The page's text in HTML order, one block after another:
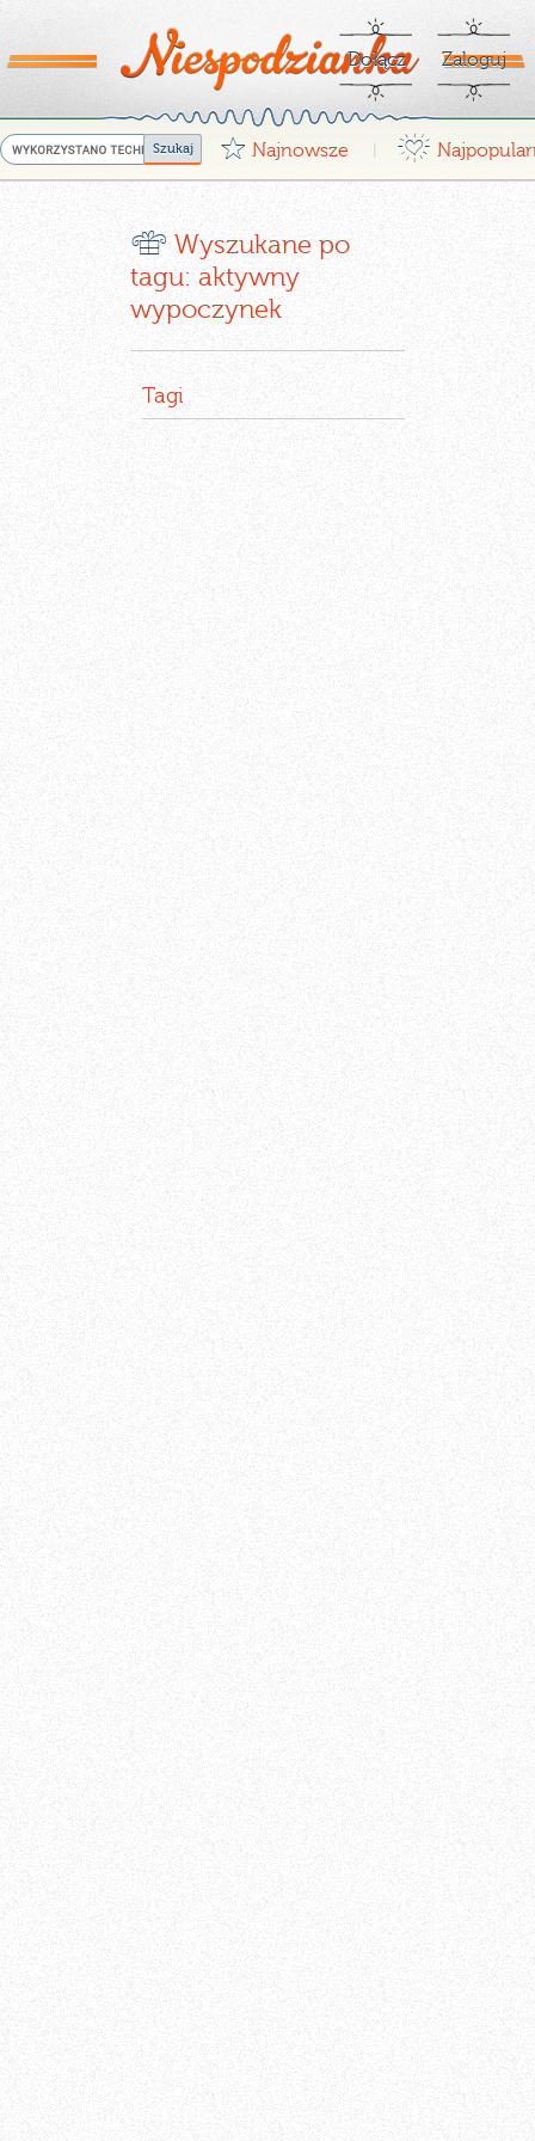
Dołącz Zaloguj
G Najnowsze ¤
r Wyszukane po
tagu: aktywny
wypoczynek
Tagi